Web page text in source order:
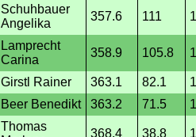
Schuhbauer
Angelika
357.6 111
Lamprecht
Carina
358.9 105.8
Girstl Rainer 363.1 82.1
Beer Benedikt 363.2 71.5
Thomas
368.4 38.8